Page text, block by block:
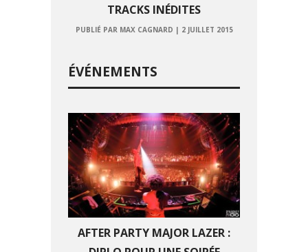
TRACKS INÉDITES
PUBLIÉ PAR MAX CAGNARD | 2 JUILLET 2015
ÉVÉNEMENTS
AFTER PARTY MAJOR LAZER :